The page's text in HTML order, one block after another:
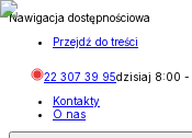
Nawigacja dostępnościowa
Przejdź do treści
22 307 39 95dzisiaj 8:00 -
Kontakty
O nas